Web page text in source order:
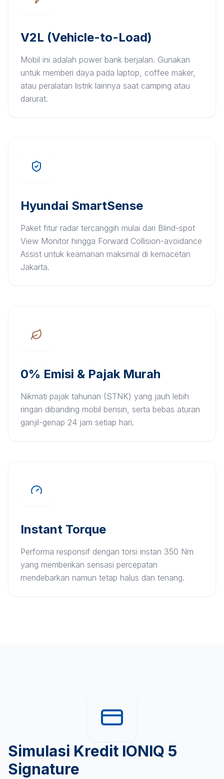
V2L (Vehicle-to-Load)
Mobil ini adalah power bank berjalan. Gunakan
untuk memberi daya pada laptop, coffee maker,
atau peralatan listrik lainnya saat camping atau
darurat.
Hyundai SmartSense
Paket fitur radar tercanggih mulai dari Blind-spot
View Monitor hingga Forward Collision-avoidance
Assist untuk keamanan maksimal di kemacetan
Jakarta.
0% Emisi & Pajak Murah
Nikmati pajak tahunan (STNK) yang jauh lebih
ringan dibanding mobil bensin, serta bebas aturan
ganjil-genap 24 jam setiap hari.
Instant Torque
Performa responsif dengan torsi instan 350 Nm
yang memberikan sensasi percepatan
mendebarkan namun tetap halus dan tenang.
Simulasi Kredit IONIQ 5
Signature